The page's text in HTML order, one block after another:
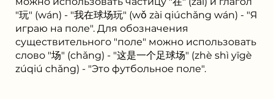
"玩" (wán) - "我在球场玩" (wǒ zài qiúchǎng wán) - "Я
играю на поле". Для обозначения
существительного "поле" можно использовать
слово "场" (chǎng) - "这是一个足球场" (zhè shì yīgè
zúqiú chǎng) - "Это футбольное поле".